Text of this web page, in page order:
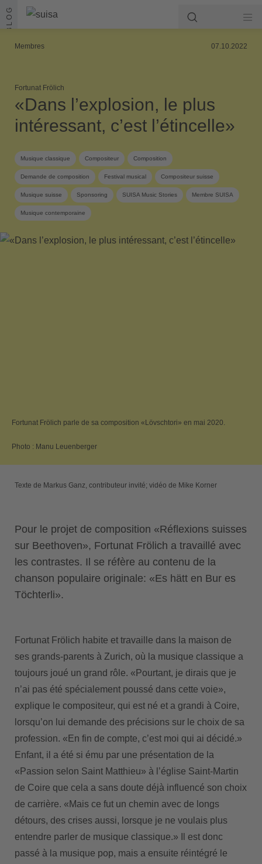
Aller au contenu
BLOG
Membres 07.10.2022
Fortunat Frölich
«Dans l’explosion, le plus
intéressant, c’est l’étincelle»
Musique classique Compositeur Composition
Demande de composition Festival musical Compositeur suisse
Musique suisse Sponsoring SUISA Music Stories Membre SUISA
Musique contemporaine
Fortunat Frölich parle de sa composition «Lövschtori» en mai 2020.
Photo : Manu Leuenberger
Texte de Markus Ganz, contributeur invité; vidéo de Mike Korner
Pour le projet de composition «Réflexions suisses
sur Beethoven», Fortunat Frölich a travaillé avec
les contrastes. Il se réfère au contenu de la
chanson populaire originale: «Es hätt en Bur es
Töchterli».
Fortunat Frölich habite et travaille dans la maison de
ses grands-parents à Zurich, où la musique classique a
toujours joué un grand rôle. «Pourtant, je dirais que je
n’ai pas été spécialement poussé dans cette voie»,
explique le compositeur, qui est né et a grandi à Coire,
lorsqu’on lui demande des précisions sur le choix de sa
profession. «En fin de compte, c’est moi qui ai décidé.»
Enfant, il a été si ému par une présentation de la
«Passion selon Saint Matthieu» à l’église Saint-Martin
de Coire que cela a sans doute déjà influencé son choix
de carrière. «Mais ce fut un chemin avec de longs
détours, des crises aussi, lorsque je ne voulais plus
entendre parler de musique classique.» Il est donc
passé à la musique pop, mais a ensuite réintégré le